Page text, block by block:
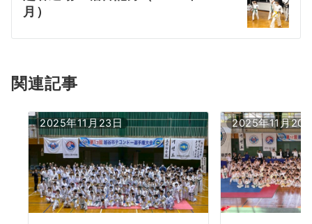
ョ
ン
月）
関連記事
2025年11月23日 2025年11月20